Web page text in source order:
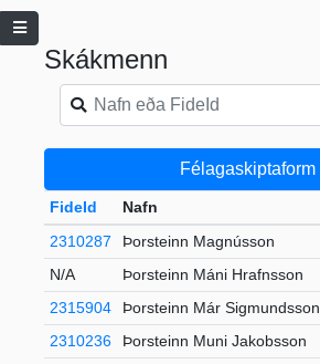
Skákmenn
Félagaskiptaform
FideId Nafn
2310287
Þorsteinn Magnússon
N/A
Þorsteinn Máni Hrafnsson
2315904
Þorsteinn Már Sigmundsson
2310236
Þorsteinn Muni Jakobsson